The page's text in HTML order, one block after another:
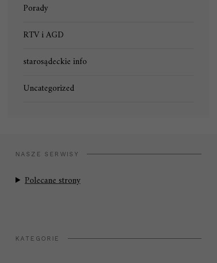
Porady
RTV i AGD
starosądeckie info
Uncategorized
NASZE SERWISY
Polecane strony
KATEGORIE